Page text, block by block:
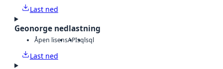
Last ned
Geonorge nedlastning
Åpen lisensAPIsqlsql
Last ned